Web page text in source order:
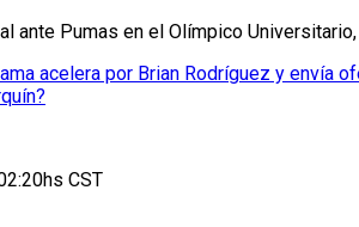
ante Pumas en el Olímpico
acelera por Brian Rodríguez y envía
CST